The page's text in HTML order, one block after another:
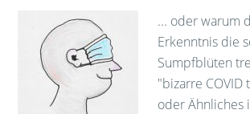
... oder warum
Erkenntnis die
Sumpfblüten
"bizarre COVID
oder Ähnliches